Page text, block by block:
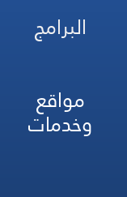
البرامج
مواقع
وخدمات